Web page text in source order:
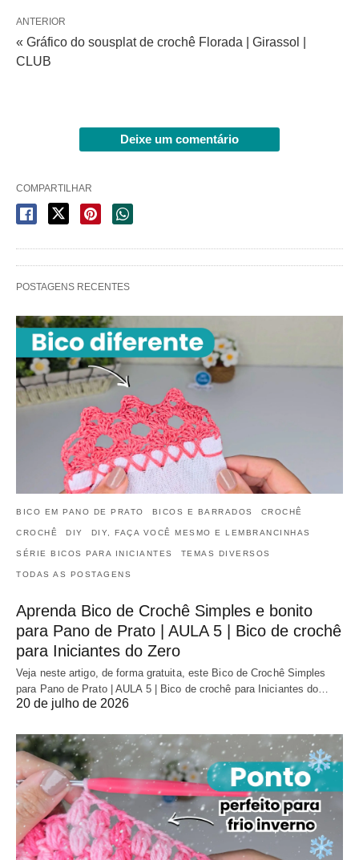
ANTERIOR
« Gráfico do sousplat de crochê Florada | Girassol |
CLUB
Deixe um comentário
COMPARTILHAR
POSTAGENS RECENTES
BICO EM PANO DE PRATO BICOS E BARRADOS CROCHÊ
CROCHÊ DIY DIY, FAÇA VOCÊ MESMO E LEMBRANCINHAS
SÉRIE BICOS PARA INICIANTES TEMAS DIVERSOS
TODAS AS POSTAGENS
Aprenda Bico de Crochê Simples e bonito
para Pano de Prato | AULA 5 | Bico de crochê
para Iniciantes do Zero
Veja neste artigo, de forma gratuita, este Bico de Crochê Simples
para Pano de Prato | AULA 5 | Bico de crochê para Iniciantes do…
20 de julho de 2026